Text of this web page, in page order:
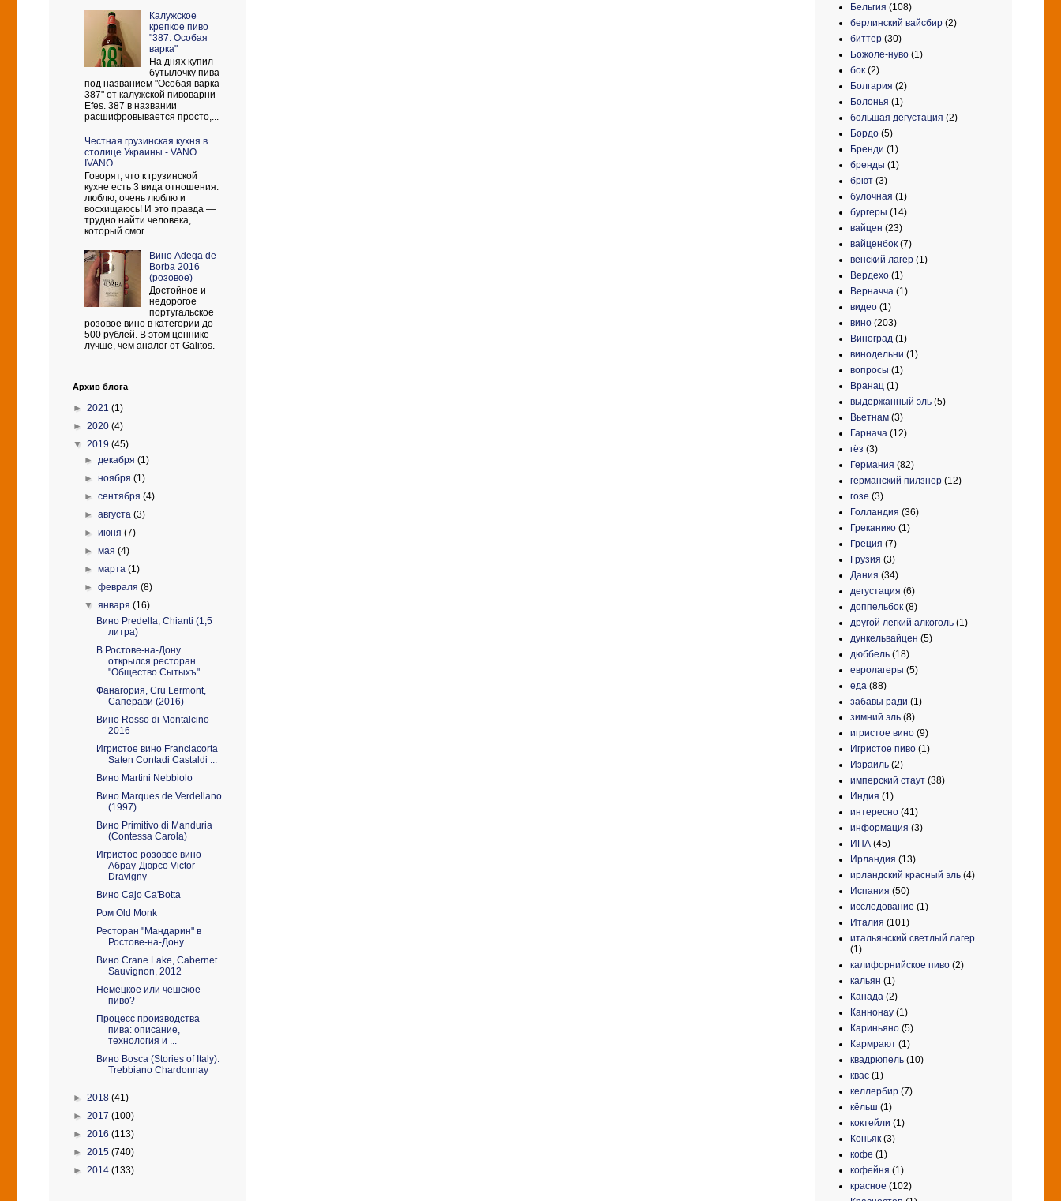
Калужское
крепкое пиво
"387. Особая
варка"
На днях купил
бутылочку пива
под названием "Особая варка
387" от калужской пивоварни
Efes. 387 в названии
расшифровывается просто,...
Честная грузинская кухня в
столице Украины - VANO
IVANO
Говорят, что к грузинской
кухне есть 3 вида отношения:
люблю, очень люблю и
восхищаюсь! И это правда —
трудно найти человека,
который смог ...
Вино Adega de
Borba 2016
(розовое)
Достойное и
недорогое
португальское
розовое вино в категории до
500 рублей. В этом ценнике
лучше, чем аналог от Galitos.
Архив блога
► 2021 (1)
► 2020 (4)
▼ 2019 (45)
► декабря(1)
►ноября(1)
►сентября(4)
►августа(3)
►июня(7)
►мая(4)
►марта(1)
►февраля(8)
▼января(16)
Вино Predella, Chianti (1,5
литра)
В Ростове-на-Дону
открылся ресторан
"Общество Сытыхъ"
Фанагория, Cru Lermont,
Саперави (2016)
Вино Rosso di Montalcino
2016
Игристое вино Franciacorta
Saten Contadi Castaldi ...
Вино Martini Nebbiolo
Вино Marques de Verdellano
(1997)
Вино Primitivo di Manduria
(Contessa Carola)
Игристое розовое вино
Абрау-Дюрсо Victor
Dravigny
Вино Cajo Ca'Botta
Ром Old Monk
Ресторан "Мандарин" в
Ростове-на-Дону
Вино Crane Lake, Cabernet
Sauvignon, 2012
Немецкое или чешское
пиво?
Процесс производства
пива: описание,
технология и ...
Вино Bosca (Stories of Italy):
Trebbiano Chardonnay
► 2018 (41)
► 2017 (100)
► 2016 (113)
► 2015 (740)
► 2014 (133)
Бельгия (108)
берлинский вайсбир (2)
биттер (30)
Божоле-нуво (1)
бок (2)
Болгария (2)
Болонья (1)
большая дегустация (2)
Бордо (5)
Бренди (1)
бренды (1)
брют (3)
булочная (1)
бургеры (14)
вайцен (23)
вайценбок (7)
венский лагер (1)
Вердехо (1)
Верначча (1)
видео (1)
вино (203)
Виноград (1)
винодельни (1)
вопросы (1)
Вранац (1)
выдержанный эль (5)
Вьетнам (3)
Гарнача (12)
гёз (3)
Германия (82)
германский пилзнер (12)
гозе (3)
Голландия (36)
Греканико (1)
Греция (7)
Грузия (3)
Дания (34)
дегустация (6)
доппельбок (8)
другой легкий алкоголь (1)
дункельвайцен (5)
дюббель (18)
евролагеры (5)
еда (88)
забавы ради (1)
зимний эль (8)
игристое вино (9)
Игристое пиво (1)
Израиль (2)
имперский стаут (38)
Индия (1)
интересно (41)
информация (3)
ИПА (45)
Ирландия (13)
ирландский красный эль (4)
Испания (50)
исследование (1)
Италия (101)
итальянский светлый лагер
(1)
калифорнийское пиво (2)
кальян (1)
Канада (2)
Каннонау (1)
Кариньяно (5)
Кармрают (1)
квадрюпель (10)
квас (1)
келлербир (7)
кёльш (1)
коктейли (1)
Коньяк (3)
кофе (1)
кофейня (1)
красное (102)